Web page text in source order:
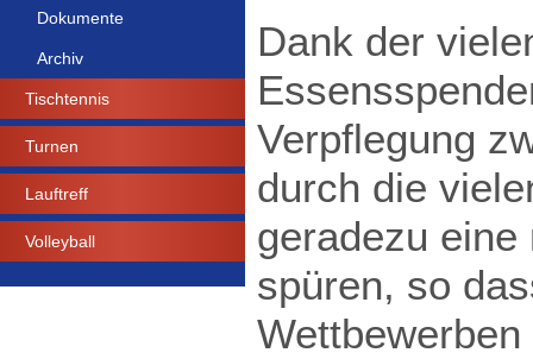
Dokumente
Archiv
Tischtennis
Turnen
Lauftreff
Volleyball
Dank der
Verpflegung
durch die
geradezu
spüren, so